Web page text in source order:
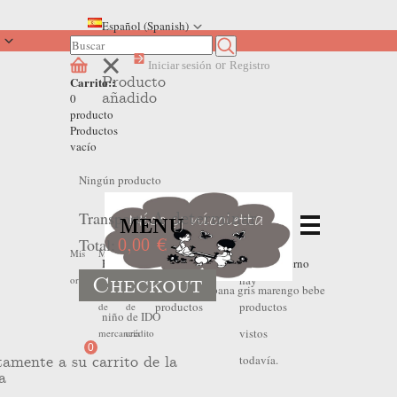
Español (Spanish)
Mis
ordenes
Mis
devoluciones
de
mercancia
Mis
hojas
de
crédito
No
hay
productos
No
hay
productos
vistos
todavía.
Iniciar sesión or Registro
Carrito::
0
0
producto
Productos
vacío
Ningún producto
TransporteA determinar
Total: 0,00 €
Checkout
Producto
añadido
a su carrito de la
MENU
Home Outlet Invierno >Outlet Invierno
Bebe Niño >Pantalón pana gris marengo bebe
niño de IDO